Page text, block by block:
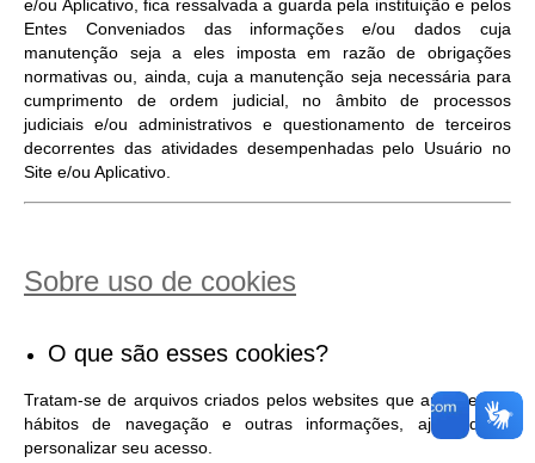
e/ou Aplicativo, fica ressalvada a guarda pela instituição e pelos
Entes Conveniados das informações e/ou dados cuja
manutenção seja a eles imposta em razão de obrigações
normativas ou, ainda, cuja a manutenção seja necessária para
cumprimento de ordem judicial, no âmbito de processos
judiciais e/ou administrativos e questionamento de terceiros
decorrentes das atividades desempenhadas pelo Usuário no
Site e/ou Aplicativo.
Sobre uso de cookies
O que são esses cookies?
Tratam-se de arquivos criados pelos websites que armazenam
hábitos de navegação e outras informações, ajudando a
personalizar seu acesso.